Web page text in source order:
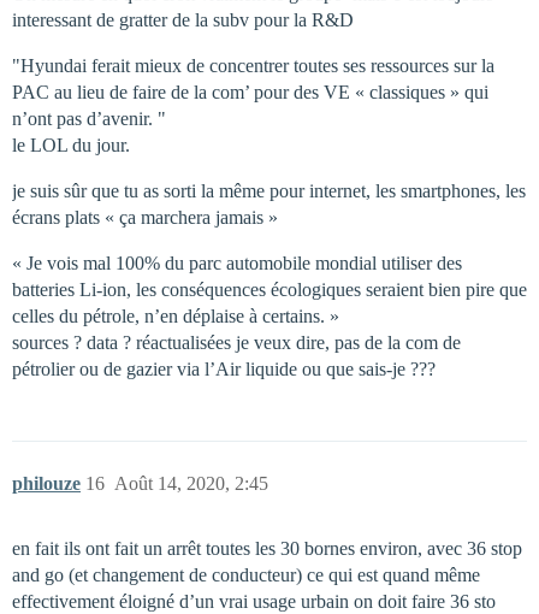
interessant de gratter de la subv pour la R&D
"Hyundai ferait mieux de concentrer toutes ses ressources sur la
PAC au lieu de faire de la com’ pour des VE « classiques » qui
n’ont pas d’avenir. "
le LOL du jour.
je suis sûr que tu as sorti la même pour internet, les smartphones, les
écrans plats « ça marchera jamais »
« Je vois mal 100% du parc automobile mondial utiliser des
batteries Li-ion, les conséquences écologiques seraient bien pire que
celles du pétrole, n’en déplaise à certains. »
sources ? data ? réactualisées je veux dire, pas de la com de
pétrolier ou de gazier via l’Air liquide ou que sais-je ???
philouze Août 14, 2020, 2:45
16
en fait ils ont fait un arrêt toutes les 30 bornes environ, avec 36 stop
and go (et changement de conducteur) ce qui est quand même
effectivement éloigné d’un vrai usage urbain on doit faire 36 sto